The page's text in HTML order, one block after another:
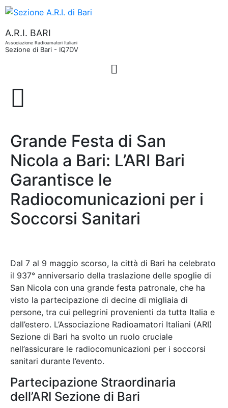
A.R.I. BARI
Associazione Radioamatori Italiani
Sezione di Bari - IQ7DV
Grande Festa di San
Nicola a Bari: L’ARI Bari
Garantisce le
Radiocomunicazioni per i
Soccorsi Sanitari
Dal 7 al 9 maggio scorso, la città di Bari ha celebrato
il 937° anniversario della traslazione delle spoglie di
San Nicola con una grande festa patronale, che ha
visto la partecipazione di decine di migliaia di
persone, tra cui pellegrini provenienti da tutta Italia e
dall’estero. L’Associazione Radioamatori Italiani (ARI)
Sezione di Bari ha svolto un ruolo cruciale
nell’assicurare le radiocomunicazioni per i soccorsi
sanitari durante l’evento.
Partecipazione Straordinaria
dell’ARI Sezione di Bari